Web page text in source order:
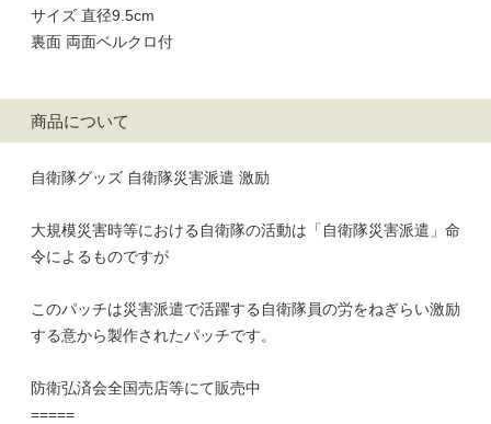
サイズ 直径9.5cm
裏面 両面ベルクロ付
商品について
自衛隊グッズ 自衛隊災害派遣 激励
大規模災害時等における自衛隊の活動は「自衛隊災害派遣」命
令によるものですが
このパッチは災害派遣で活躍する自衛隊員の労をねぎらい激励
する意から製作されたパッチです。
防衛弘済会全国売店等にて販売中
=====